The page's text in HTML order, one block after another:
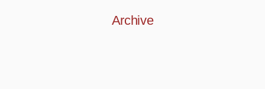
Archive